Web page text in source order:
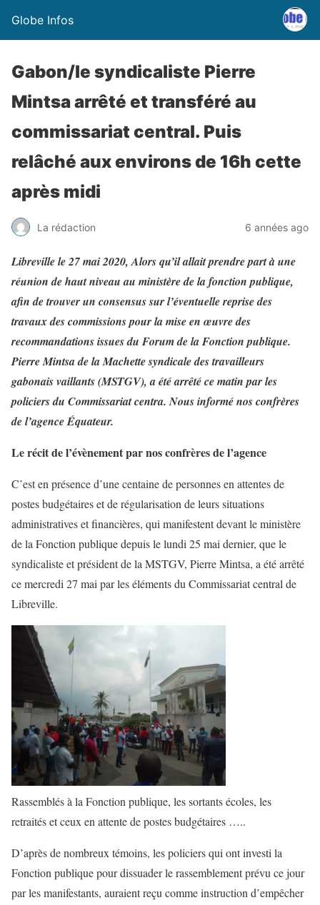
Globe Infos
Gabon/le syndicaliste Pierre
Mintsa arrêté et transféré au
commissariat central. Puis
relâché aux environs de 16h cette
après midi
La rédaction 6 années ago
Libreville le 27 mai 2020, Alors qu’il allait prendre part à une
réunion de haut niveau au ministère de la fonction publique,
afin de trouver un consensus sur l’éventuelle reprise des
travaux des commissions pour la mise en œuvre des
recommandations issues du Forum de la Fonction publique.
Pierre Mintsa de la Machette syndicale des travailleurs
gabonais vaillants (MSTGV), a été arrêté ce matin par les
policiers du Commissariat centra. Nous informé nos confrères
de l’agence Équateur.
Le récit de l’évènement par nos confrères de l’agence
C’est en présence d’une centaine de personnes en attentes de
postes budgétaires et de régularisation de leurs situations
administratives et financières, qui manifestent devant le ministère
de la Fonction publique depuis le lundi 25 mai dernier, que le
syndicaliste et président de la MSTGV, Pierre Mintsa, a été arrêté
ce mercredi 27 mai par les éléments du Commissariat central de
Libreville.
Rassemblés à la Fonction publique, les sortants écoles, les
retraités et ceux en attente de postes budgétaires …..
D’après de nombreux témoins, les policiers qui ont investi la
Fonction publique pour dissuader le rassemblement prévu ce jour
par les manifestants, auraient reçu comme instruction d’empêcher